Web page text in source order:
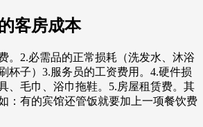
客房成本
。2.必需品的正常损耗（洗发水、沐浴
杯子）3.服务员的工资费用。4.硬件损
、毛巾、浴巾拖鞋。5.房屋租赁费。其
：有的宾馆还管饭就要加上一项餐饮费